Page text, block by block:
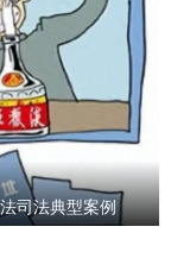
司法典型案例